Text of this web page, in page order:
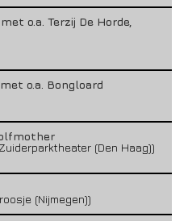
o.a. Terzij De Horde,
o.a. Bongloard
(Den Haag))
(Nijmegen))